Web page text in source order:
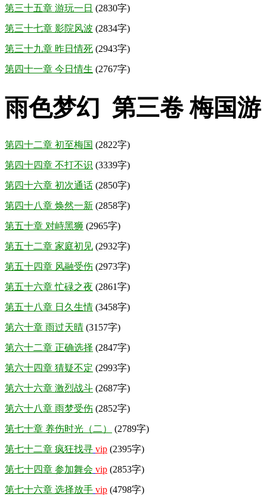
第三十五章 游玩一日 (2830字)
第三十七章 影院风波 (2834字)
第三十九章 昨日情死 (2943字)
第四十一章 今日情生 (2767字)
雨色梦幻 第三卷 梅国游
第四十二章 初至梅国 (2822字)
第四十四章 不打不识 (3339字)
第四十六章 初次通话 (2850字)
第四十八章 焕然一新 (2858字)
第五十章 对峙黑狮 (2965字)
第五十二章 家庭初见 (2932字)
第五十四章 风融受伤 (2973字)
第五十六章 忙碌之夜 (2861字)
第五十八章 日久生情 (3458字)
第六十章 雨过天晴 (3157字)
第六十二章 正确选择 (2847字)
第六十四章 猜疑不定 (2993字)
第六十六章 激烈战斗 (2687字)
第六十八章 雨梦受伤 (2852字)
第七十章 养伤时光（二）
(2789字)
第七十二章 疯狂找寻 vip (2395字)
第七十四章 参加舞会 vip (2853字)
第七十六章 选择放手 vip (4798字)